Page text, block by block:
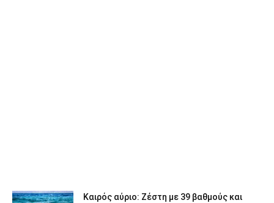
Καιρός αύριο: Ζέστη με 39 βαθμούς και